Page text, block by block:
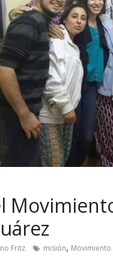
Fritz misión, Movimiento